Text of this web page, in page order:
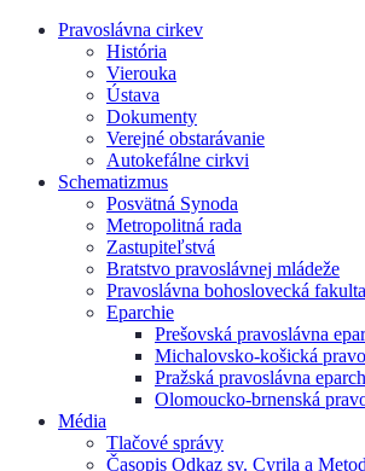
Pravoslávna cirkev
História
Vierouka
Ústava
Dokumenty
Verejné obstarávanie
Autokefálne cirkvi
Schematizmus
Posvätná Synoda
Metropolitná rada
Zastupiteľstvá
Bratstvo pravoslávnej mládeže
Pravoslávna bohoslovecká fakulta
Eparchie
Prešovská pravoslávna
Michalovsko-košická
Pražská pravoslávna
Olomoucko-brnenská
Média
Tlačové správy
Časopis Odkaz sv. Cyrila a